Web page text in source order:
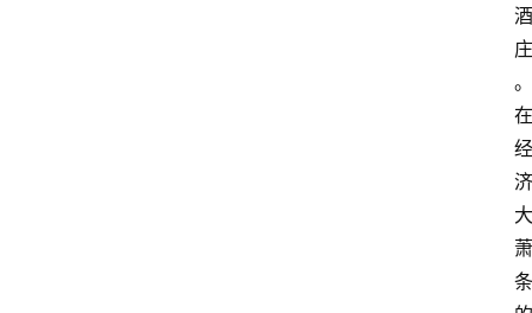
酒
庄
。
在
经
济
大
萧
条